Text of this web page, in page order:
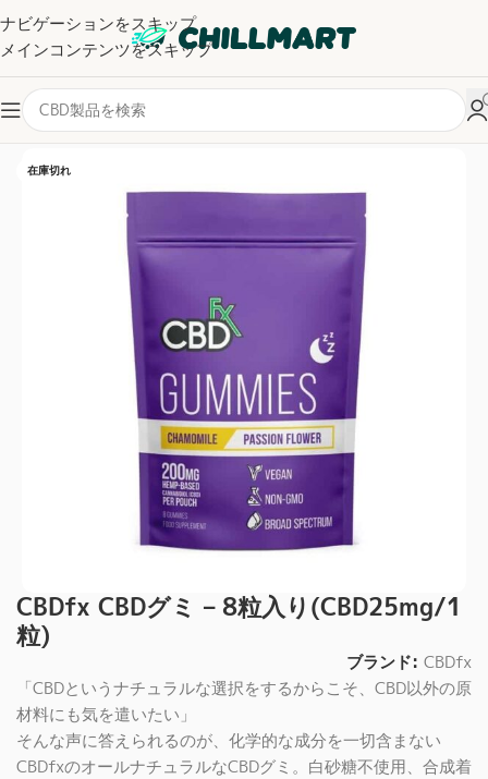
ナビゲーションをスキップ
メインコンテンツをスキップ
ホーム/エディブル
在庫切れ
CBDfx CBDグミ – 8粒入り(CBD25mg/1
粒)
ブランド: CBDfx
「CBDというナチュラルな選択をするからこそ、CBD以外の原
材料にも気を遣いたい」
そんな声に答えられるのが、化学的な成分を一切含まない
CBDfxのオールナチュラルなCBDグミ。白砂糖不使用、合成着